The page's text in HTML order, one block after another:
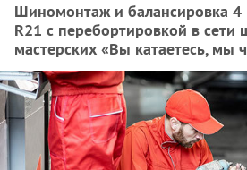
Шиномонтаж и балансировка 4
R21 с перебортировкой в
мастерских «Вы катаетесь, мы